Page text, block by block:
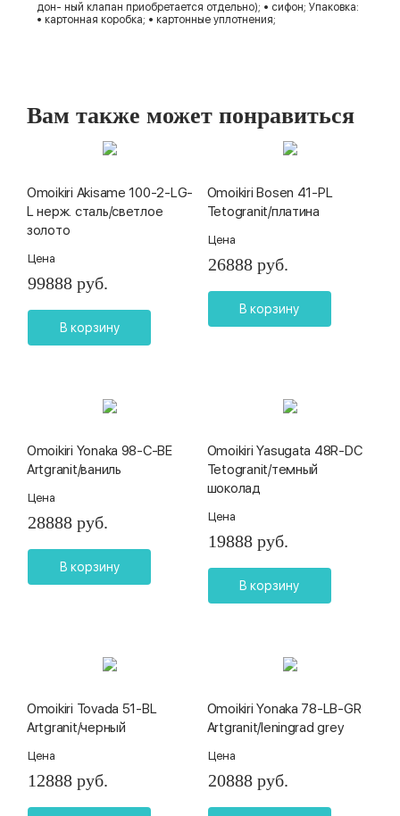
дон- ный клапан приобретается отдельно); • сифон; Упаковка:
• картонная коробка; • картонные уплотнения;
Вам также может понравиться
Omoikiri Akisame 100-2-LG-
L нерж. сталь/светлое
золото
Цена
99888 руб.
В корзину
Omoikiri Bosen 41-PL
Tetogranit/платина
Цена
26888 руб.
В корзину
Omoikiri Yonaka 98-C-BE
Artgranit/ваниль
Цена
28888 руб.
В корзину
Omoikiri Yasugata 48R-DC
Tetogranit/темный
шоколад
Цена
19888 руб.
В корзину
Omoikiri Tovada 51-BL
Artgranit/черный
Цена
12888 руб.
Omoikiri Yonaka 78-LB-GR
Artgranit/leningrad grey
Цена
20888 руб.